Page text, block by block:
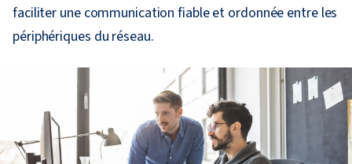
faciliter une communication fiable et ordonnée entre les
périphériques du réseau.